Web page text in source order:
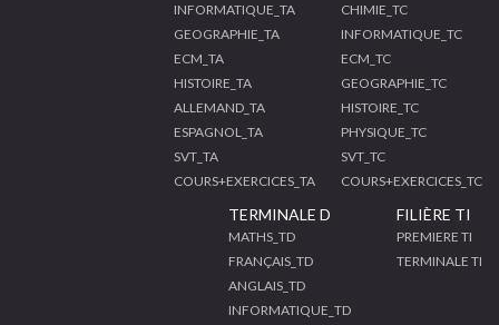
INFORMATIQUE_TA
GEOGRAPHIE_TA
ECM_TA
HISTOIRE_TA
ALLEMAND_TA
ESPAGNOL_TA
SVT_TA
COURS+EXERCICES_TA
CHIMIE_TC
INFORMATIQUE_TC
ECM_TC
GEOGRAPHIE_TC
HISTOIRE_TC
PHYSIQUE_TC
SVT_TC
COURS+EXERCICES_TC
TERMINALE D
MATHS_TD
FRANÇAIS_TD
ANGLAIS_TD
INFORMATIQUE_TD
FILIÈRE TI
PREMIERE TI
TERMINALE TI